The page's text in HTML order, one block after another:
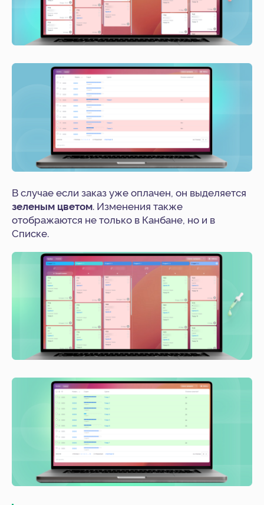
В случае если заказ уже оплачен, он выделяется
зеленым цветом. Изменения также
отображаются не только в Канбане, но и в
Списке.
Оставьте заявку
Хотите внедрить решение
в вашей компании?